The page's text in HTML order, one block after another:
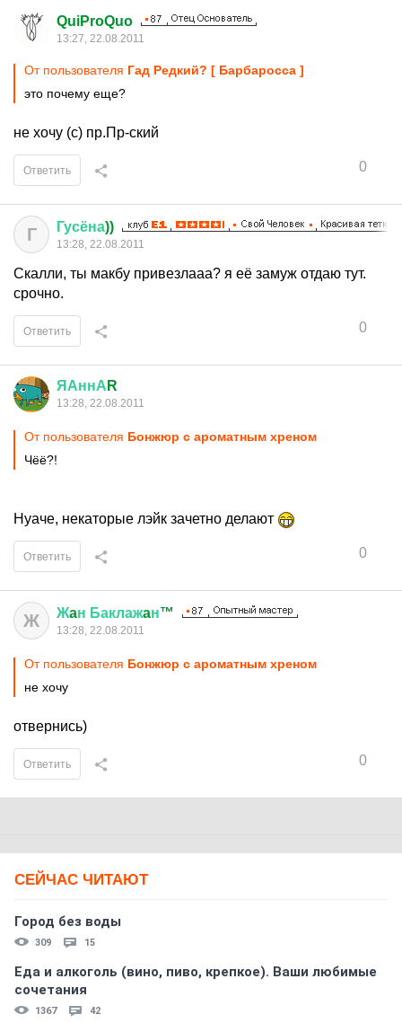
QuiProQuo
13:27, 22.08.2011
От пользователя Гaд Рeдкий? [ Бaрбарoсса ]
это почему еще?
не хочу (с) пр.Пр-ский
0
Ответить
Г Гусёна))
13:28, 22.08.2011
Скалли, ты макбу привезлааа? я её замуж отдаю тут.
срочно.
0
Ответить
ЯАннА R
13:28, 22.08.2011
От пользователя Бонжюр с ароматным хреном
Чёё?!
Нуаче, некаторые лэйк зачетно делают
0
Ответить
Ж Жaн Баклажaн™
13:28, 22.08.2011
От пользователя Бонжюр с ароматным хреном
не хочу
отвернись)
0
Ответить
СЕЙЧАС ЧИТАЮТ
Город без воды
309 15
Еда и алкоголь (вино, пиво, крепкое). Ваши любимые
сочетания
1367 42